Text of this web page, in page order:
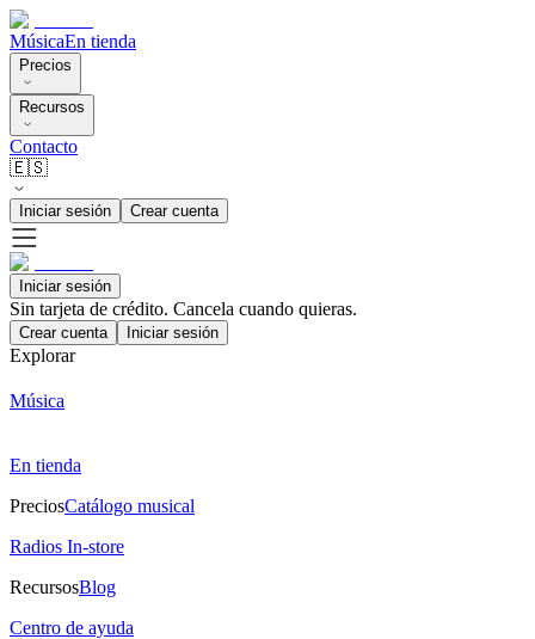
MúsicaEn tienda
Precios
Recursos
Contacto
🇪🇸
Iniciar sesión Crear cuenta
Iniciar sesión
Sin tarjeta de crédito. Cancela cuando quieras.
Crear cuenta Iniciar sesión
Explorar
Música
En tienda
PreciosCatálogo musical
Radios In-store
RecursosBlog
Centro de ayuda